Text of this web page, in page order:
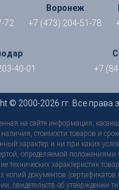
72
Воронеж
+7 (473) 204-51-78
40-01
+7
© 2000-2026 гг. Все права
на сайте информация,
наличия, стоимости товаров и
характер и ни при каких
определяемой положениями
технических характеристик
копий документов (сертификатов
свидетельств об утверждении